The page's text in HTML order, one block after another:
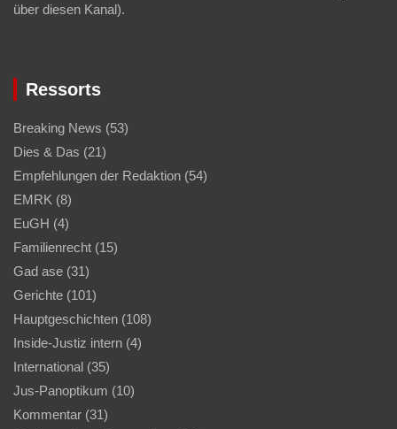
über diesen Kanal).
Ressorts
Breaking News (53)
Dies & Das (21)
Empfehlungen der Redaktion (54)
EMRK (8)
EuGH (4)
Familienrecht (15)
Gad ase (31)
Gerichte (101)
Hauptgeschichten (108)
Inside-Justiz intern (4)
International (35)
Jus-Panoptikum (10)
Kommentar (31)